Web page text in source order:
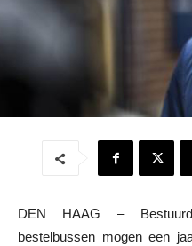
DEN HAAG –
bestelbussen mogen een